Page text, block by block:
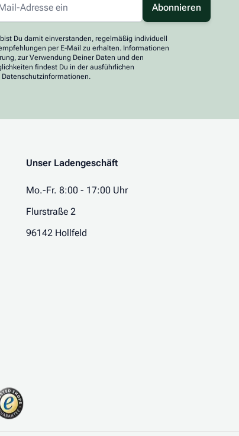
Abonnieren
Du damit einverstanden, regelmäßig individuell
per E-Mail zu erhalten. Informationen
zur Verwendung Deiner Daten und den
findest Du in der ausführlichen
Datenschutzinformationen.
Unser Ladengeschäft
Mo.-Fr. 8:00 - 17:00 Uhr
Flurstraße 2
96142 Hollfeld